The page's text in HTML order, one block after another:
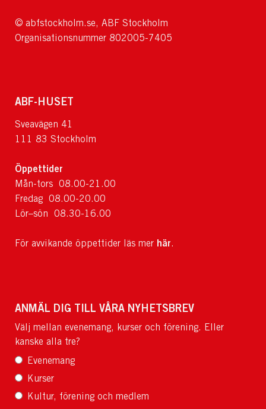
© abfstockholm.se, ABF Stockholm
Organisationsnummer 802005-7405
ABF-HUSET
Sveavägen 41
111 83 Stockholm
Öppettider
Mån-tors 08.00-21.00
Fredag 08.00-20.00
Lör–sön 08.30-16.00
För avvikande öppettider läs mer här.
ANMÄL DIG TILL VÅRA NYHETSBREV
Välj mellan evenemang, kurser och förening. Eller
kanske alla tre?
Evenemang
Kurser
Kultur, förening och medlem